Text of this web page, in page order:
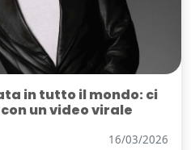
in tutto il mondo: ci
un video virale
16/03/2026